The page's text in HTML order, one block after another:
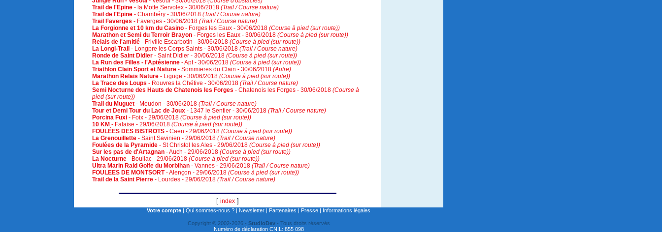
Trail de l'Epine - la Motte Servolex - 30/06/2018 (Trail / Course nature)
Trail de l'Epine - Chambéry - 30/06/2018 (Trail / Course nature)
Trail Faverges - Faverges - 30/06/2018 (Trail / Course nature)
La Forgionne et 10 km du Casino - Forges les Eaux - 30/06/2018 (Course à pied (sur route))
Marathon et Semi du Terroir Brayon - Forges les Eaux - 30/06/2018 (Course à pied (sur route))
Relais de l'amitié - Friville Escarbotin - 30/06/2018 (Course à pied (sur route))
La Longi-Trail - Longpre les Corps Saints - 30/06/2018 (Trail / Course nature)
Ronde de Saint Didier - Saint Didier - 30/06/2018 (Course à pied (sur route))
La Run des Filles - l'Aptésienne - Apt - 30/06/2018 (Course à pied (sur route))
Triathlon Clain Sport et Nature - Sommieres du Clain - 30/06/2018 (Autre)
Marathon Relais Nature - Liguge - 30/06/2018 (Course à pied (sur route))
La Trace des Loups - Rouvres la Chétive - 30/06/2018 (Trail / Course nature)
Semi Nocturne des Hauts de Chatenois les Forges - Chatenois les Forges - 30/06/2018 (Course à
pied (sur route))
Trail du Muguet - Meudon - 30/06/2018 (Trail / Course nature)
Tour et Demi Tour du Lac de Joux - 1347 le Sentier - 30/06/2018 (Trail / Course nature)
Porcina Fuxi - Foix - 29/06/2018 (Course à pied (sur route))
10 KM - Falaise - 29/06/2018 (Course à pied (sur route))
FOULÉES DES BISTROTS - Caen - 29/06/2018 (Course à pied (sur route))
La Grenouillette - Saint Savinien - 29/06/2018 (Trail / Course nature)
Foulées de la Pyramide - St Christol les Ales - 29/06/2018 (Course à pied (sur route))
Sur les pas de d'Artagnan - Auch - 29/06/2018 (Course à pied (sur route))
La Nocturne - Bouliac - 29/06/2018 (Course à pied (sur route))
Ultra Marin Raid Golfe du Morbihan - Vannes - 29/06/2018 (Trail / Course nature)
FOULEES DE MONTSORT- Alençon - 29/06/2018 (Course à pied (sur route))
Trail de la Saint Pierre - Lourdes - 29/06/2018 (Trail / Course nature)
[ index ]
Votre compte | Qui sommes-nous ? | Newsletter | Partenaires | Presse | Informations légales
Copyright © 2002-2026 - StudioDev- Tous droits réservés
Numéro de déclaration CNIL: 855 098